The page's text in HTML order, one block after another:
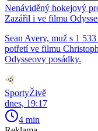
Nenáviděný hokejový
Zazářil i ve filmu
Sean Avery, muž s 1
potřetí ve filmu
Odysseovy posádky.
SportyŽivě
dnes, 19:17
4 min